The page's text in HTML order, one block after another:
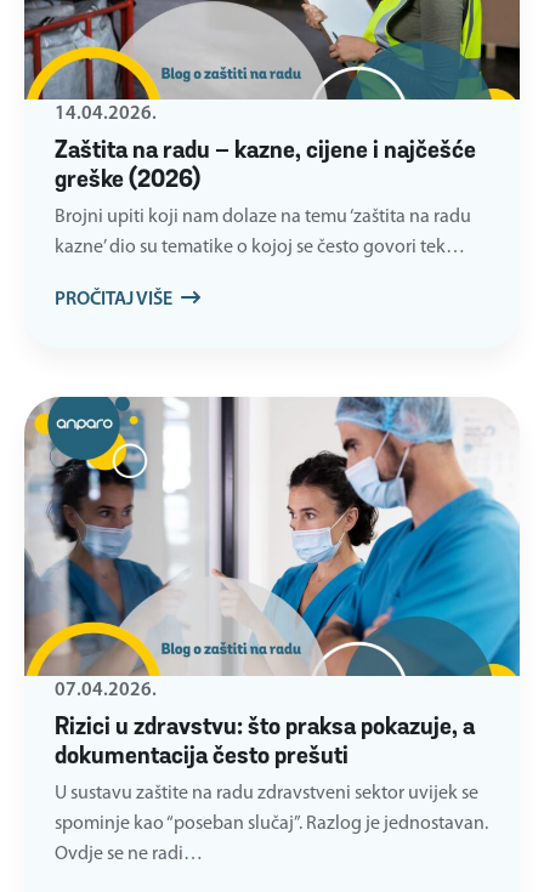
Zaštita na radu – kazne, cijene i najčešće
greške (2026)
14.04.2026.
Brojni upiti koji nam dolaze na temu ‘zaštita na radu
kazne’ dio su tematike o kojoj se često govori tek…
PROČITAJ VIŠE
Rizici u zdravstvu: što praksa pokazuje, a
dokumentacija često prešuti
07.04.2026.
U sustavu zaštite na radu zdravstveni sektor uvijek se
spominje kao “poseban slučaj”. Razlog je jednostavan.
Ovdje se ne radi…